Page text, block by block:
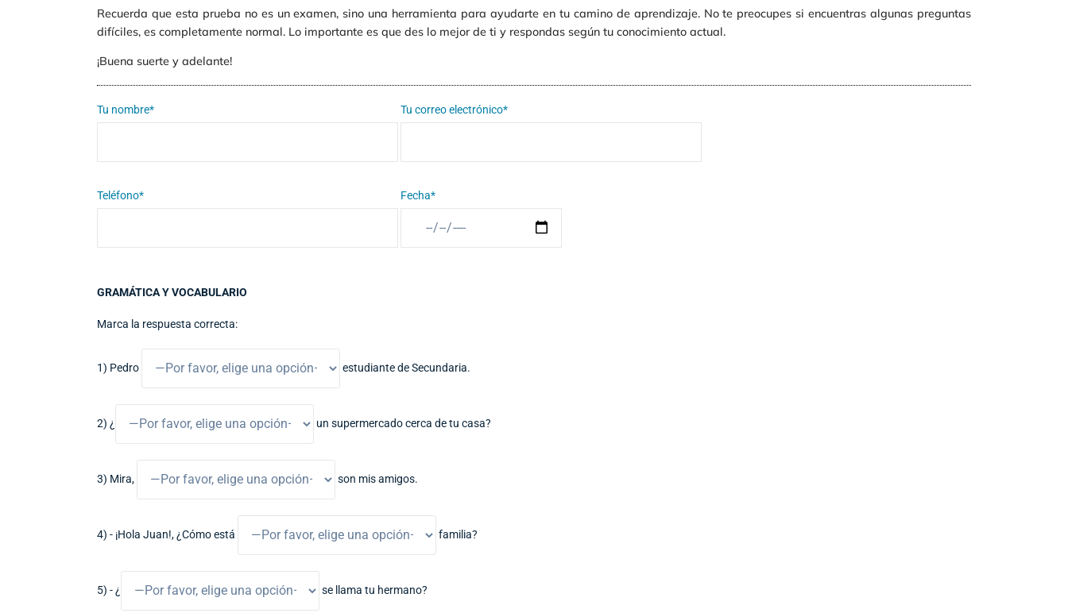
Recuerda que esta prueba no es un examen, sino una herramienta para ayudarte en tu camino de aprendizaje. No te preocupes si encuentras algunas preguntas
difíciles, es completamente normal. Lo importante es que des lo mejor de ti y respondas según tu conocimiento actual.
¡Buena suerte y adelante!
Tu nombre* Tu correo electrónico*
Teléfono* Fecha*
GRAMÁTICA Y VOCABULARIO
Marca la respuesta correcta:
1) Pedro estudiante de Secundaria.
2) ¿ un supermercado cerca de tu casa?
3) Mira, son mis amigos.
4) - ¡Hola Juan!, ¿Cómo está familia?
5) - ¿ se llama tu hermano?